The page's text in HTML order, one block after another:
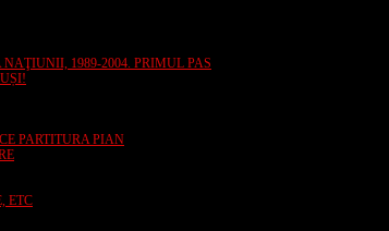
NAŢIUNII, 1989-2004. PRIMUL PAS
PARTITURA PIAN
ETC